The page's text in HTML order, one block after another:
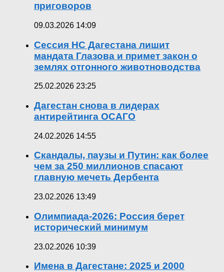
приговоров
09.03.2026 14:09
Сессия НС Дагестана лишит
мандата Глазова и примет закон о
землях отгонного животноводства
25.02.2026 23:25
Дагестан снова в лидерах
антирейтинга ОСАГО
24.02.2026 14:55
Скандалы, паузы и Путин: как более
чем за 250 миллионов спасают
главную мечеть Дербента
23.02.2026 13:49
Олимпиада-2026: Россия берет
исторический минимум
23.02.2026 10:39
Имена в Дагестане: 2025 и 2000